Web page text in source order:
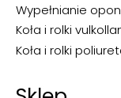
Wypełnianie
Koła i rolki
Koła i rolki